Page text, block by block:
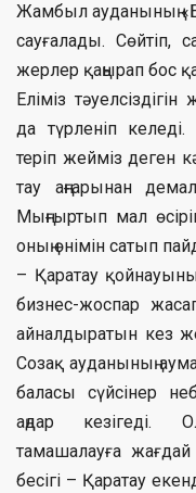
Жамбыл ауданының
сауғалады. Сөйтіп,
жерлер қаңырап бос
Еліміз
да түрленіп келеді.
теріп жейміз деген
тау аңғарынан
Мыңғыртып мал
оның өнімін сатып
– Қаратау
бизнес-жоспар
айналдыратын кез
Созақ ауданының
баласы сүйсінер
аңдар
тамашалауға
бесігі – Қаратау